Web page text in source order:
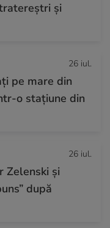
și
26 iul.
pe mare din
o stațiune din
26 iul.
Zelenski și
după